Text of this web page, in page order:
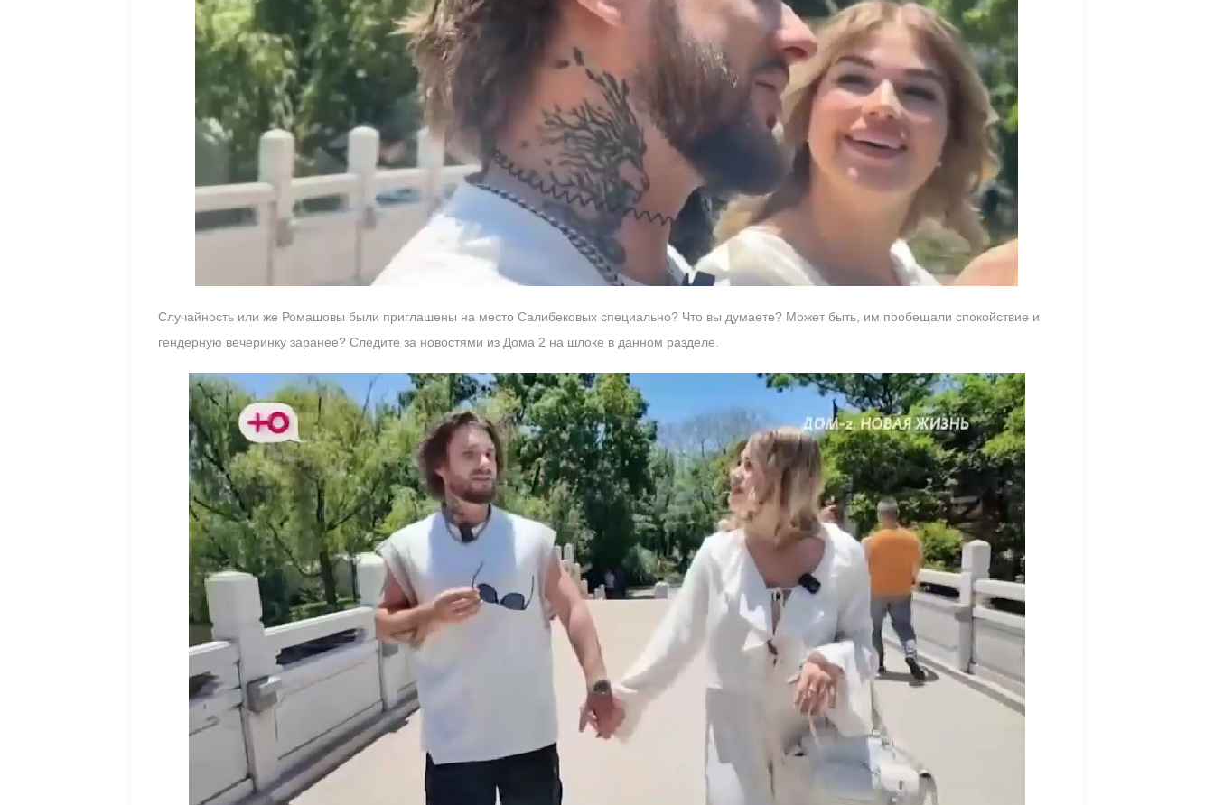
Случайность или же Ромашовы были приглашены на место Салибековых специально? Что вы думаете? Может быть, им пообещали спокойствие и
гендерную вечеринку заранее? Следите за новостями из Дома 2 на шлоке в данном разделе.